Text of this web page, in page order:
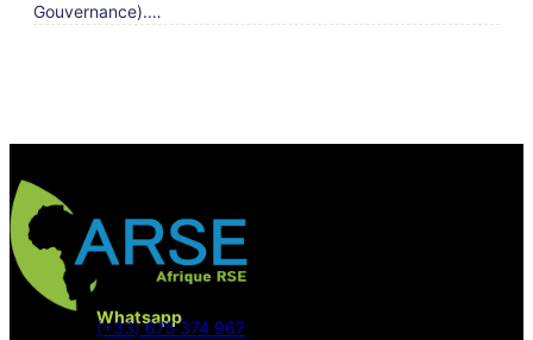
Gouvernance).…
Whatsapp
(+33) 675 374 967